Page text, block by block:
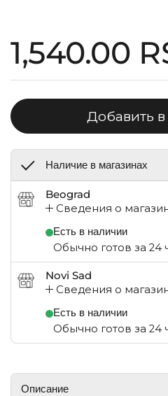
1,540.00
Добавить
Наличие в магазинах
Beograd
Сведения о
Есть в наличии
Обычно готов за 24
Novi Sad
Сведения о
Есть в наличии
Обычно готов за 24
Описание